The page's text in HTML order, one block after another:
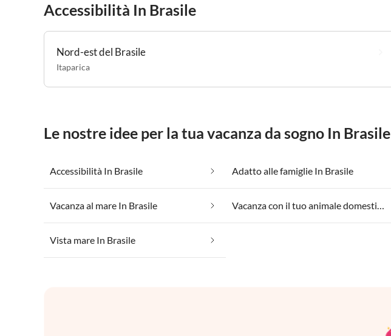
Accessibilità In Brasile
Nord-est del Brasile
Itaparica
Le nostre idee per la tua vacanza da sogno In Brasile
Accessibilità In Brasile Adatto alle famiglie In Brasile
Vacanza al mare In Brasile Vacanza con il tuo animale domestico In Brasile
Vista mare In Brasile